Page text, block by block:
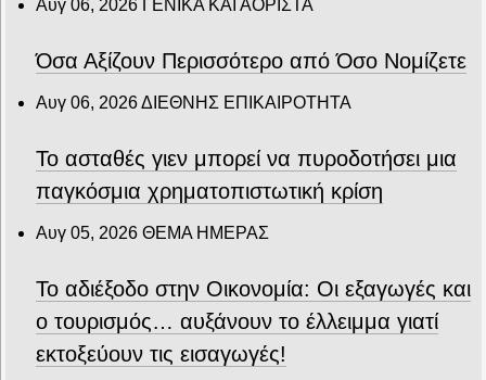
Αυγ 06, 2026 ΓΕΝΙΚΑ ΚΑΙ ΑΟΡΙΣΤΑ
Όσα Αξίζουν Περισσότερο από Όσο Νομίζετε
Αυγ 06, 2026ΔΙΕΘΝΗΣ ΕΠΙΚΑΙΡΟΤΗΤΑ
Το ασταθές γιεν μπορεί να πυροδοτήσει μια
παγκόσμια χρηματοπιστωτική κρίση
Αυγ 05, 2026 ΘΕΜΑ ΗΜΕΡΑΣ
Το αδιέξοδο στην Οικονομία: Οι εξαγωγές και
ο τουρισμός… αυξάνουν το έλλειμμα γιατί
εκτοξεύουν τις εισαγωγές!